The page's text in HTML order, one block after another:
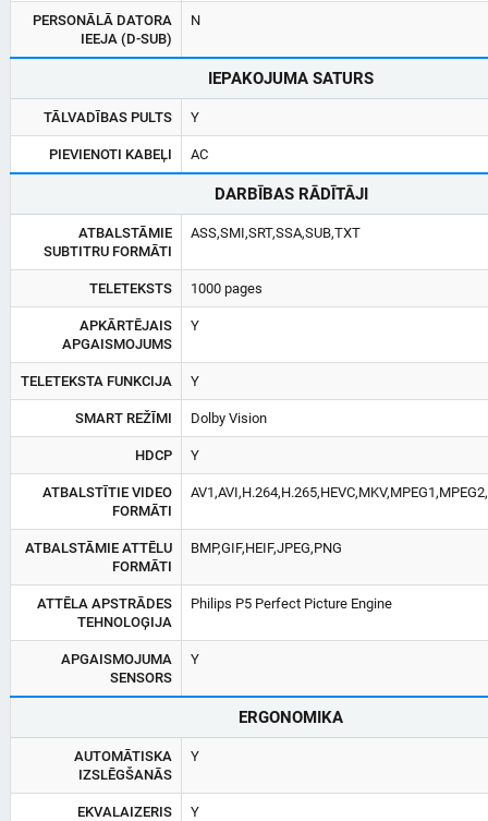
PERSONĀLĀ DATORA
IEEJA (D-SUB)
N
IEPAKOJUMA SATURS
TĀLVADĪBAS PULTS Y
PIEVIENOTI KABEĻI AC
DARBĪBAS RĀDĪTĀJI
ATBALSTĀMIE
SUBTITRU FORMĀTI
ASS,SMI,SRT,SSA,SUB,TXT
TELETEKSTS 1000 pages
APKĀRTĒJAIS
APGAISMOJUMS
Y
TELETEKSTA FUNKCIJA Y
SMART REŽĪMI Dolby Vision
HDCP Y
ATBALSTĪTIE VIDEO
FORMĀTI
ATBALSTĀMIE ATTĒLU
FORMĀTI
BMP,GIF,HEIF,JPEG,PNG
ATTĒLA APSTRĀDES
TEHNOLOĢIJA
Philips P5 Perfect Picture Engine
APGAISMOJUMA
SENSORS
Y
ERGONOMIKA
AUTOMĀTISKA
IZSLĒGŠANĀS
Y
EKVALAIZERIS Y